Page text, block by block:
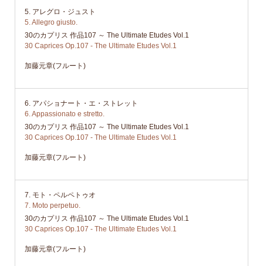
5. アレグロ・ジュスト
5. Allegro giusto.
30のカプリス 作品107 ～ The Ultimate Etudes Vol.1
30 Caprices Op.107 - The Ultimate Etudes Vol.1
加藤元章(フルート)
6. アパショナート・エ・ストレット
6. Appassionato e stretto.
30のカプリス 作品107 ～ The Ultimate Etudes Vol.1
30 Caprices Op.107 - The Ultimate Etudes Vol.1
加藤元章(フルート)
7. モト・ペルペトゥオ
7. Moto perpetuo.
30のカプリス 作品107 ～ The Ultimate Etudes Vol.1
30 Caprices Op.107 - The Ultimate Etudes Vol.1
加藤元章(フルート)